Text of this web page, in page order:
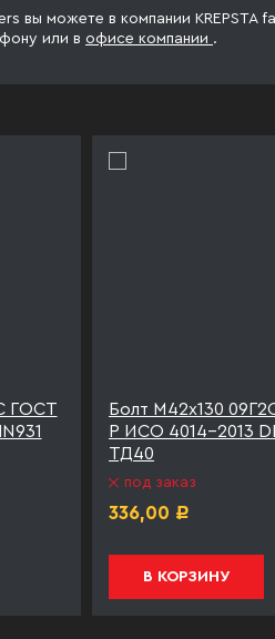
вы можете в компании KREPSTA
или в офисе компании .
ГОСТ
Болт М42х130
Р ИСО 4014-2013
ТД40
под заказ
336,00 Р
В КОРЗИНУ